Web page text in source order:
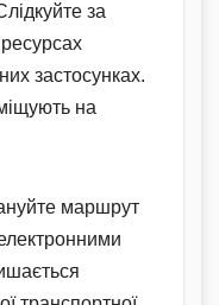
за
застосунках.
на
маршрут